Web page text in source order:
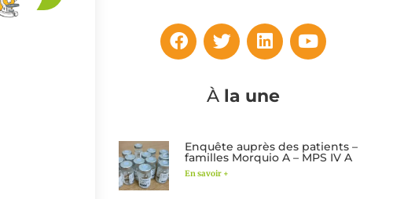
À la une
Enquête auprès des patients –
familles Morquio A – MPS IV A
En savoir +